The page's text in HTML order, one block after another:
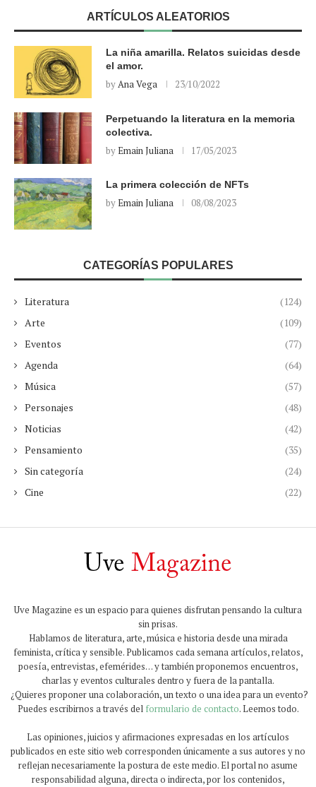
ARTÍCULOS ALEATORIOS
La niña amarilla. Relatos suicidas desde
el amor.
byAna Vega 23/10/2022
Perpetuando la literatura en la memoria
colectiva.
byEmain Juliana 17/05/2023
La primera colección de NFTs
byEmain Juliana 08/08/2023
CATEGORÍAS POPULARES
Literatura
(124)
Arte
(109)
Eventos
(77)
Agenda
(64)
Música
(57)
Personajes
(48)
Noticias
(42)
Pensamiento
(35)
Sin categoría
(24)
Cine
(22)
Uve Magazine es un espacio para quienes disfrutan pensando la cultura
sin prisas.
Hablamos de literatura, arte, música e historia desde una mirada
feminista, crítica y sensible. Publicamos cada semana artículos, relatos,
poesía, entrevistas, efemérides… y también proponemos encuentros,
charlas y eventos culturales dentro y fuera de la pantalla.
¿Quieres proponer una colaboración, un texto o una idea para un evento?
Puedes escribirnos a través del formulario de contacto. Leemos todo.
Las opiniones, juicios y afirmaciones expresadas en los artículos
publicados en este sitio web corresponden únicamente a sus autores y no
reflejan necesariamente la postura de este medio. El portal no asume
responsabilidad alguna, directa o indirecta, por los contenidos,